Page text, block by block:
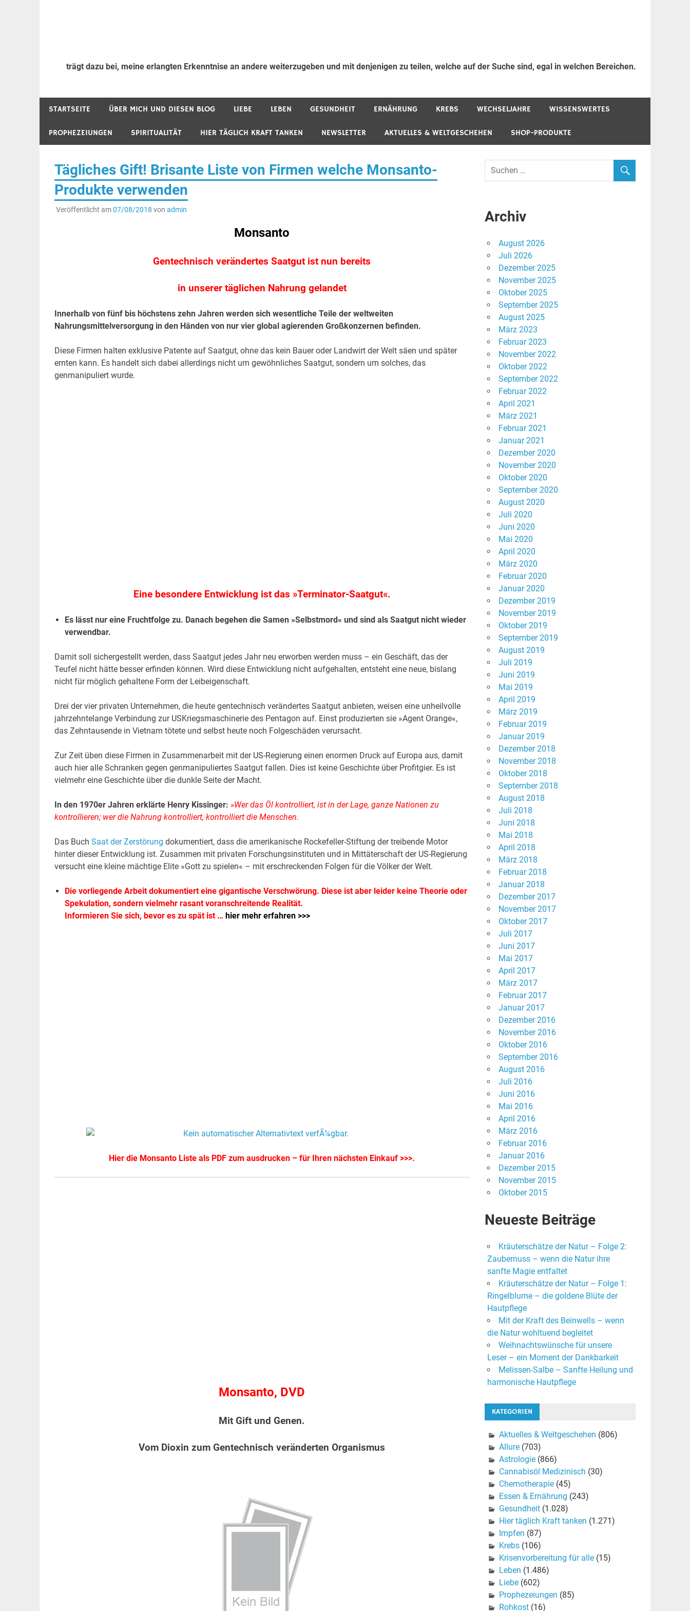
trägt dazu bei, meine erlangten Erkenntnise an andere weiterzugeben und mit denjenigen zu teilen, welche auf der Suche sind, egal in welchen Bereichen.
STARTSEITE ÜBER MICH UND DIESEN BLOG LIEBE LEBEN GESUNDHEIT ERNÄHRUNG KREBS WECHSELJAHRE WISSENSWERTES
PROPHEZEIUNGEN SPIRITUALITÄT HIER TÄGLICH KRAFT TANKEN NEWSLETTER AKTUELLES & WELTGESCHEHEN SHOP-PRODUKTE
Tägliches Gift! Brisante Liste von Firmen welche Monsanto-
Produkte verwenden
Veröffentlicht am07/08/2018 von admin
Monsanto
Gentechnisch verändertes Saatgut ist nun bereits
in unserer täglichen Nahrung gelandet
Innerhalb von fünf bis höchstens zehn Jahren werden sich wesentliche Teile der weltweiten
Nahrungsmittelversorgung in den Händen von nur vier global agierenden Großkonzernen befinden.
Diese Firmen halten exklusive Patente auf Saatgut, ohne das kein Bauer oder Landwirt der Welt säen und später
ernten kann. Es handelt sich dabei allerdings nicht um gewöhnliches Saatgut, sondern um solches, das
genmanipuliert wurde.
Eine besondere Entwicklung ist das »Terminator-Saatgut«.
Es lässt nur eine Fruchtfolge zu. Danach begehen die Samen »Selbstmord« und sind als Saatgut nicht wieder
verwendbar.
Damit soll sichergestellt werden, dass Saatgut jedes Jahr neu erworben werden muss – ein Geschäft, das der
Teufel nicht hätte besser erfinden können. Wird diese Entwicklung nicht aufgehalten, entsteht eine neue, bislang
nicht für möglich gehaltene Form der Leibeigenschaft.
Drei der vier privaten Unternehmen, die heute gentechnisch verändertes Saatgut anbieten, weisen eine unheilvolle
jahrzehntelange Verbindung zur USKriegsmaschinerie des Pentagon auf. Einst produzierten sie »Agent Orange«,
das Zehntausende in Vietnam tötete und selbst heute noch Folgeschäden verursacht.
Zur Zeit üben diese Firmen in Zusammenarbeit mit der US-Regierung einen enormen Druck auf Europa aus, damit
auch hier alle Schranken gegen genmanipuliertes Saatgut fallen. Dies ist keine Geschichte über Profitgier. Es ist
vielmehr eine Geschichte über die dunkle Seite der Macht.
In den 1970er Jahren erklärte Henry Kissinger: »Wer das Öl kontrolliert, ist in der Lage, ganze Nationen zu
kontrollieren; wer die Nahrung kontrolliert, kontrolliert die Menschen.
Das Buch Saat der Zerstörung dokumentiert, dass die amerikanische Rockefeller-Stiftung der treibende Motor
hinter dieser Entwicklung ist. Zusammen mit privaten Forschungsinstituten und in Mittäterschaft der US-Regierung
versucht eine kleine mächtige Elite »Gott zu spielen« – mit erschreckenden Folgen für die Völker der Welt.
Die vorliegende Arbeit dokumentiert eine gigantische Verschwörung. Diese ist aber leider keine Theorie oder
Spekulation, sondern vielmehr rasant voranschreitende Realität.
Informieren Sie sich, bevor es zu spät ist … hier mehr erfahren >>>
Hier die Monsanto Liste als PDF zum ausdrucken – für Ihren nächsten Einkauf >>>.
Monsanto, DVD
Mit Gift und Genen.
Vom Dioxin zum Gentechnisch veränderten Organismus
Archiv
August 2026
Juli 2026
Dezember 2025
November 2025
Oktober 2025
September 2025
August 2025
März 2023
Februar 2023
November 2022
Oktober 2022
September 2022
Februar 2022
April 2021
März 2021
Februar 2021
Januar 2021
Dezember 2020
November 2020
Oktober 2020
September 2020
August 2020
Juli 2020
Juni 2020
Mai 2020
April 2020
März 2020
Februar 2020
Januar 2020
Dezember 2019
November 2019
Oktober 2019
September 2019
August 2019
Juli 2019
Juni 2019
Mai 2019
April 2019
März 2019
Februar 2019
Januar 2019
Dezember 2018
November 2018
Oktober 2018
September 2018
August 2018
Juli 2018
Juni 2018
Mai 2018
April 2018
März 2018
Februar 2018
Januar 2018
Dezember 2017
November 2017
Oktober 2017
Juli 2017
Juni 2017
Mai 2017
April 2017
März 2017
Februar 2017
Januar 2017
Dezember 2016
November 2016
Oktober 2016
September 2016
August 2016
Juli 2016
Juni 2016
Mai 2016
April 2016
März 2016
Februar 2016
Januar 2016
Dezember 2015
November 2015
Oktober 2015
Neueste Beiträge
Kräuterschätze der Natur – Folge 2:
Zaubernuss – wenn die Natur ihre
sanfte Magie entfaltet
Kräuterschätze der Natur – Folge 1:
Ringelblume – die goldene Blüte der
Hautpflege
Mit der Kraft des Beinwells – wenn
die Natur wohltuend begleitet
Weihnachtswünsche für unsere
Leser – ein Moment der Dankbarkeit
Melissen-Salbe – Sanfte Heilung und
harmonische Hautpflege
KATEGORIEN
Aktuelles & Weltgeschehen (806)
Allure(703)
Astrologie(866)
Cannabisöl Medizinisch (30)
Chemotherapie(45)
Essen & Ernährung (243)
Gesundheit(1.028)
Hier täglich Kraft tanken (1.271)
Impfen (87)
Krebs(106)
Krisenvorbereitung für alle(15)
Leben (1.486)
Liebe(602)
Prophezeiungen (85)
Rohkost(16)